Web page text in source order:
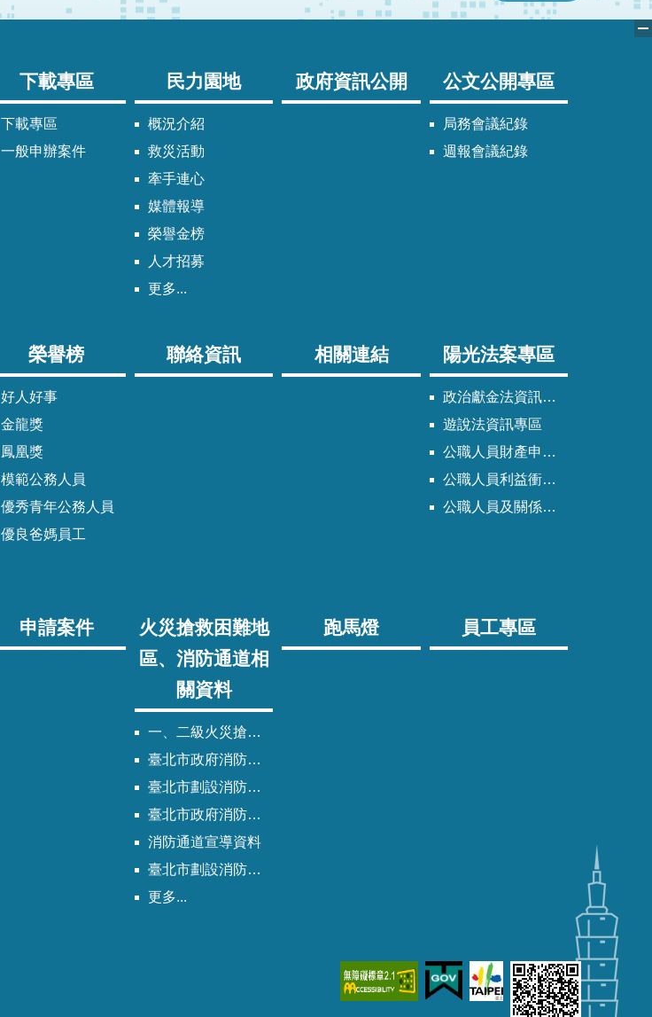
下載專區
下載專區
一般申辦案件
民力園地
概況介紹
救災活動
牽手連心
媒體報導
榮譽金榜
人才招募
更多...
政府資訊公開 公文公開專區
局務會議紀錄
週報會議紀錄
榮譽榜
好人好事
金龍獎
鳳凰獎
模範公務人員
優秀青年公務人員
優良爸媽員工
聯絡資訊 相關連結 陽光法案專區
政治獻金法資訊專區
遊說法資訊專區
公職人員財產申報法資訊專區
公職人員利益衝突迴避法資訊專區
公職人員及關係人身分關係公開專區
申請案件
火災搶救困難地
區、消防通道相
關資料
一、二級火災搶救困難地區
臺北市政府消防局劃設消防通道清冊
臺北市劃設消防通道Q&A
臺北市政府消防通道劃設及管理作業程序
消防通道宣導資料
臺北市劃設消防通道說帖
更多...
跑馬燈 員工專區